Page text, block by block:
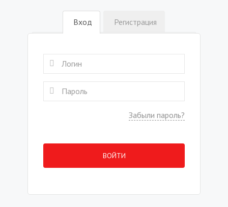
Вход Регистрация
Забыли пароль?
ВОЙТИ